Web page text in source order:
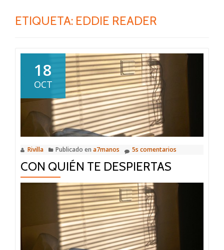
ETIQUETA: EDDIE READER
18
OCT
Rivilla Publicado en a7manos 5s comentarios
CON QUIÉN TE DESPIERTAS